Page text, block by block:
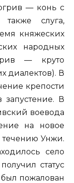
— конь с
слуга,
княжеских
народных
— круто
диалектов). В
крепости
В
воевода
на новое
течению Унжи.
село
статус
был пожалован